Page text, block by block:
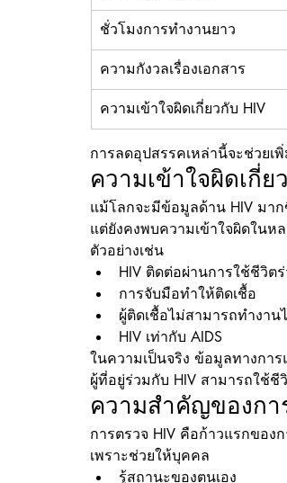
ชั่วโมงการทำงานยาว
ความกังวลเรื่องเอกสาร
ความเข้าใจผิดเกี่ยวกับ HIV
การลดอุปสรรคเหล่านี้จะช่วย
ความเข้าใจผิดเกี่
แม้โลกจะมีข้อมูลด้าน HIV มา
แต่ยังคงพบความเข้าใจผิดในห
ตัวอย่างเช่น
HIV ติดต่อผ่านการใช้ชีวิต
การจับมือทำให้ติดเชื้อ
ผู้ติดเชื้อไม่สามารถทำงาน
HIV เท่ากับ AIDS
ในความเป็นจริง ข้อมูลทางกา
ผู้ที่อยู่ร่วมกับ HIV สามารถใช้
ความสำคัญของกา
การตรวจ HIV คือก้าวแรกของ
เพราะช่วยให้บุคคล
รู้สถานะของตนเอง